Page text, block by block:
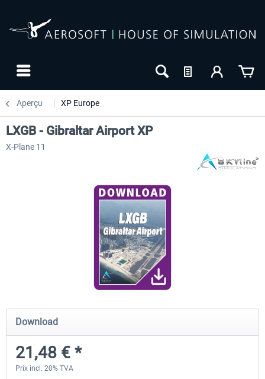
Aperçu XP Europe
Airport Berlin Brandenburg V2 XP
30,20 € *
Airport Zurich V2.0 XP
LXGB - Gibraltar Airport XP
X-Plane 11
Download
21,48 € *
Prix incl. 20% TVA